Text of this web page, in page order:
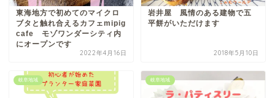
東海地方で初めてのマイクロ
ブタと触れ合えるカフェmipig
cafe モゾワンダーシティ内
にオープンです
2022年4月16日
岩井屋 風情のある建物で五
平餅がいただけます
2018年5月10日
岐阜地域 岐阜地域